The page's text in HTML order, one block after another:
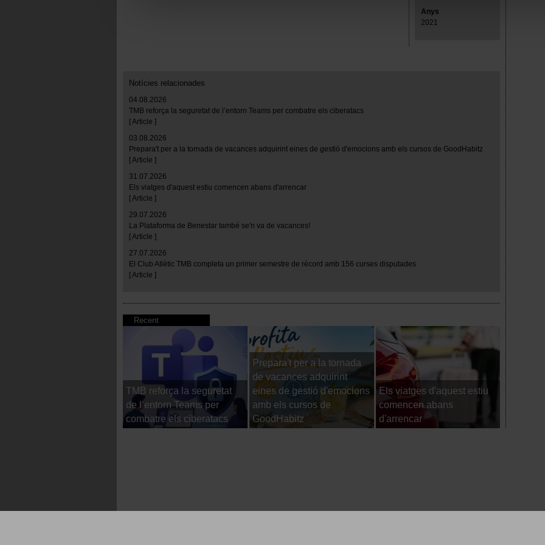
Las cookies necesarias son imprescindibles para el funcionamiento de la web y, por tanto, si
Política de cookies
En cualquier momento de la navegación en esta web, podrás modificar tu selección de
“Gestor de cookies”, que encontrarás en el menú de la parte inferior de la web.
Anys
2021
Notícies relacionades
04.08.2026
TMB reforça la seguretat de l’entorn Teams per combatre els ciberatacs
[ Article ]
03.08.2026
Prepara't per a la tornada de vacances adquirint eines de gestió d'emocions amb els cursos de GoodHabitz
[ Article ]
31.07.2026
Els viatges d'aquest estiu comencen abans d'arrencar
[ Article ]
29.07.2026
La Plataforma de Benestar també se'n va de vacances!
[ Article ]
27.07.2026
El Club Atlètic TMB completa un primer semestre de rècord amb 156 curses disputades
[ Article ]
Recent
TMB reforça la seguretat
de l’entorn Teams per
combatre els ciberatacs
Prepara't per a la tornada
de vacances adquirint
eines de gestió d'emocions
amb els cursos de
GoodHabitz
Els viatges d'aquest estiu
comencen abans
d'arrencar
La
també
vacances!